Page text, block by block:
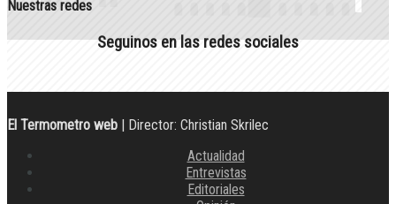
Nuestras redes
Seguinos en las redes sociales
El Termometro web | Director: Christian Skrilec
Actualidad
Entrevistas
Editoriales